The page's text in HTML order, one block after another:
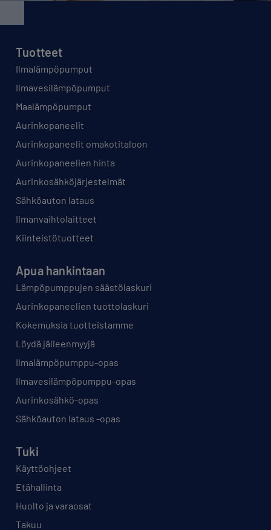
Tuotteet
Ilmalämpöpumput
Ilmavesilämpöpumput
Maalämpöpumput
Aurinkopaneelit
Aurinkopaneelit omakotitaloon
Aurinkopaneelien hinta
Aurinkosähköjärjestelmät
Sähköauton lataus
Ilmanvaihtolaitteet
Kiinteistötuotteet
Apua hankintaan
Lämpöpumppujen säästölaskuri
Aurinkopaneelien tuottolaskuri
Kokemuksia tuotteistamme
Löydä jälleenmyyjä
Ilmalämpöpumppu-opas
Ilmavesilämpöpumppu-opas
Aurinkosähkö-opas
Sähköauton lataus -opas
Tuki
Käyttöohjeet
Etähallinta
Huolto ja varaosat
Takuu